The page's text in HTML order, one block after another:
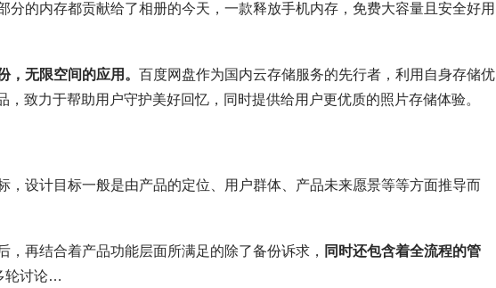
分的内存都贡献给了相册的今天，一款释放手机内存，免费大容量且安全好用
，无限空间的应用。 百度网盘作为国内云存储服务的先行者，利用自身存储优
致力于帮助用户守护美好回忆，同时提供给用户更优质的照片存储体验。
，设计目标一般是由产品的定位、用户群体、产品未来愿景等等方面推导而
再结合着产品功能层面所满足的除了备份诉求， 同时还包含着全流程的管
轮讨论…